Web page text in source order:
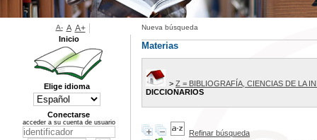
Nueva búsqueda
Materias
> Z = BIBLIOGRAFÍA, CIENCIAS DE LA
DICCIONARIOS
Refinar búsqueda
A- A A+
Inicio
Elige idioma
Conectarse
acceder a su cuenta de usuario